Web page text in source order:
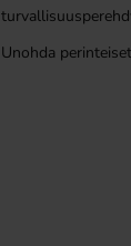
Unohda